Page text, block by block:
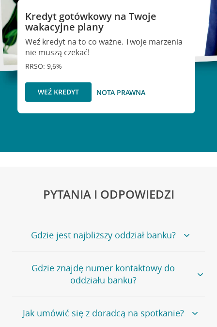
Kredyt gotówkowy na Twoje
wakacyjne plany
Weź kredyt na to co ważne. Twoje marzenia
nie muszą czekać!
RRSO: 9,6%
WEŹ KREDYT NOTA PRAWNA
PYTANIA I ODPOWIEDZI
Gdzie jest najbliższy oddział banku?
Jeśli szukasz oddziału naszego banku, zapraszamy na
stronęPlacówki i bankomaty, na której znajduje się
wygodna wyszukiwarka.
oddziałów
Gdzie znajdę numer kontaktowy do
oddziału banku?
Bank Credit Agricole nie udostępnia ogólnego numeru
telefonu do placówki bankowej.
Jak umówić się z doradcą na spotkanie?